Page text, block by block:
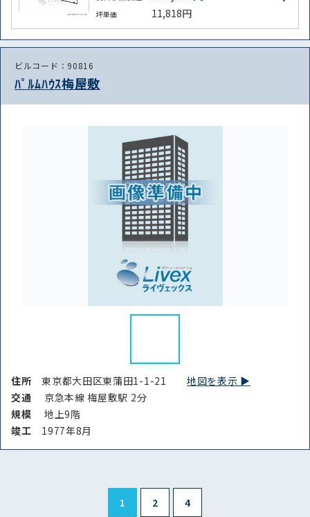
坪単価 11,818円
ビルコード：90816
ﾊﾟﾙﾑﾊｳｽ梅屋敷
住所東京都大田区東蒲田1-1-21地図を表示 ▶︎
交通
京急本線 梅屋敷駅 2分
規模
地上9階
竣⼯ 1977年8月
1 2 4